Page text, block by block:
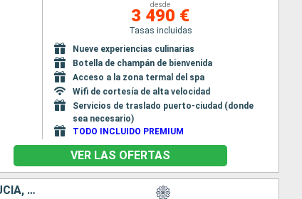
desde
3 490 €
Tasas incluidas
Nueve experiencias culinarias
Botella de champán de bienvenida
Acceso a la zona termal del spa
Wifi de cortesía de alta velocidad
Servicios de traslado puerto-ciudad (donde
sea necesario)
TODO INCLUIDO PREMIUM
VER LAS OFERTAS
ESTADOS UNIDOS, REPÚBLICA DOMINICANA, ANTIGUA Y BARBUDA, SANTA LUCIA, PORTO RICO